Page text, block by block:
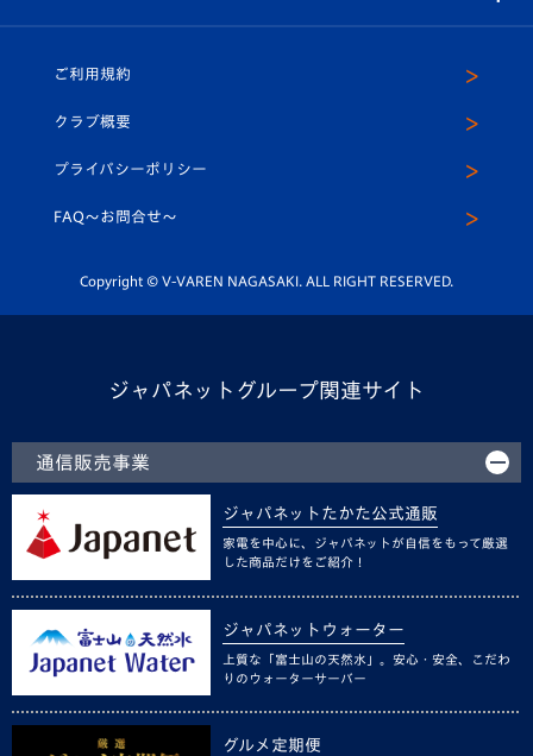
ホームタウン
平和祈念活動
ホームタウン活動
U-18
スクール
ヴィヴィくんインスタグラム
公式LINE＠
ご利用規約
クラブ概要
プライバシーポリシー
FAQ〜お問合せ〜
Copyright © V-VAREN NAGASAKI. ALL RIGHT RESERVED.
ジャパネットグループ関連サイト
通信販売事業
ジャパネットたかた公式通販
家電を中心に、ジャパネットが自信をもって厳選
した商品だけをご紹介！
ジャパネットウォーター
上質な「富士山の天然水」。安心・安全、こだわ
りのウォーターサーバー
グルメ定期便